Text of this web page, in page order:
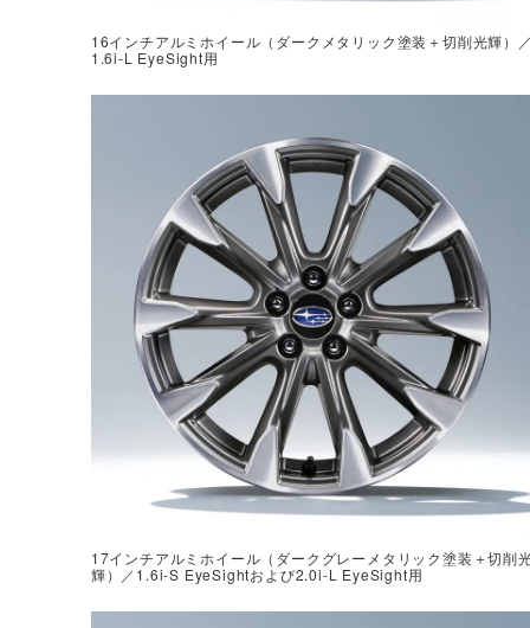
16インチアルミホイール（ダークメタリック塗装＋切削光輝）
1.6i-L EyeSight用
17インチアルミホイール（ダークグレーメタリック塗装＋切削
輝）／1.6i-S EyeSightおよび2.0i-L EyeSight用